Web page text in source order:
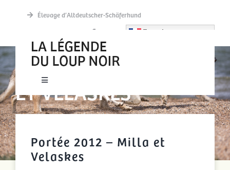
Élevage d’Altdeutscher-Schäferhund
French
Toggle
Navigation
New accueil
Actualités
PORTÉE 2012 – MILLA
ET VELASKES
Portée 2012 – Milla et
Velaskes